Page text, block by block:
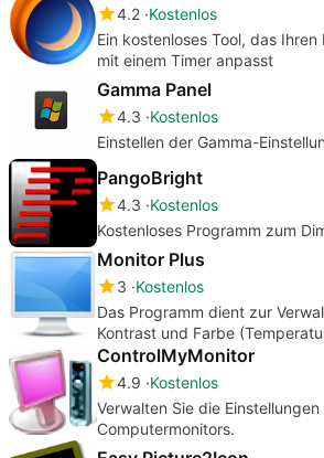
4.2 Kostenlos
Ein kostenloses Tool, das
mit einem Timer anpasst
Gamma Panel
4.3 Kostenlos
Einstellen der Gamma-
PangoBright
4.3 Kostenlos
Kostenloses Programm zum
Monitor Plus
3 Kostenlos
Das Programm dient zur
Kontrast und Farbe
Monitors.
ControlMyMonitor
4.9 Kostenlos
Verwalten Sie die Einstellungen
Computermonitors.